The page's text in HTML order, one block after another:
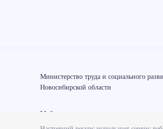
Министерство труда и социального
Новосибирской области
Мобильные приложения